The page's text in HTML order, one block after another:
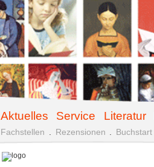
Aktuelles Service Literatur
Fachstellen Rezensionen Buchstart